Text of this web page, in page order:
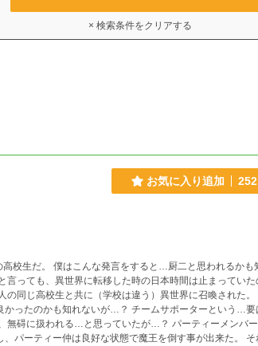
× 検索条件をクリアする
お気に入り追加 252
思われるかも知れ
が…？ チームサポーターという…要はコ
ティー仲は良好な状態で魔王を倒す事が出来た。 それか